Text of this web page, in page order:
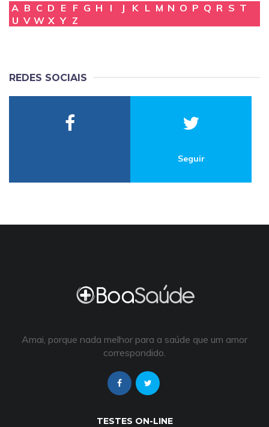
A B C D E F G H I J K L M N O P Q R S T
U V W X Y Z
REDES SOCIAIS
Seguir
Amai, porque nada melhor para a saúde que um amor
correspondido.
TESTES ON-LINE